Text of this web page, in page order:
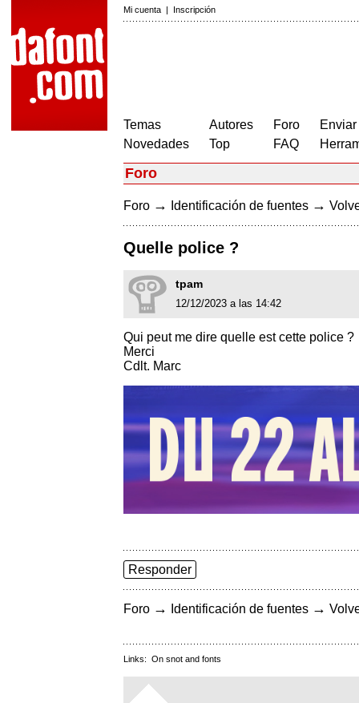
Mi cuenta | Inscripción
Temas
Novedades
Autores
Top
Foro
FAQ
Foro
Foro → Identificación de fuentes →
Quelle police ?
tpam
12/12/2023 a las 14:42
Qui peut me dire quelle est cette police ?
Merci
Cdlt. Marc
Responder
Foro → Identificación de fuentes →
Links: On snot and fonts